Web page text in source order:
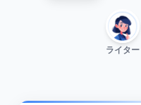
ライター